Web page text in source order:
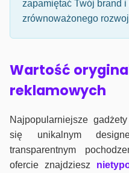
zapamiętać Twój brand
zrównoważonego
Wartość
reklamowych
Najpopularniejsze
się unikalnym
transparentnym
ofercie znajdziesz